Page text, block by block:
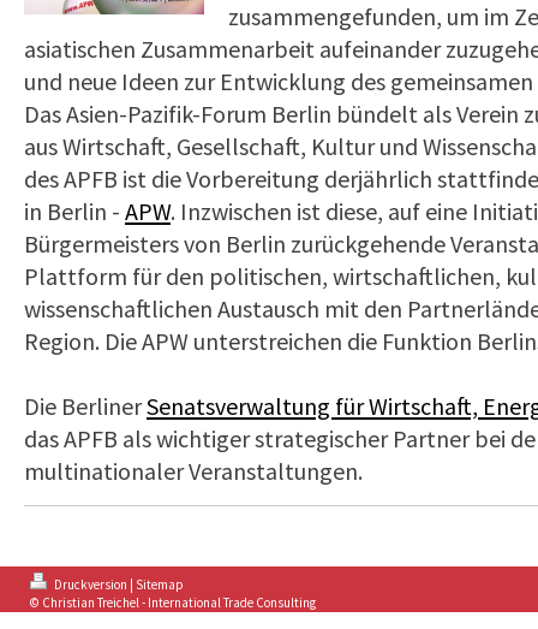
zusammengefunden, um im
asiatischen Zusammenarbeit aufeinander
und neue Ideen zur Entwicklung des
Das Asien-Pazifik-Forum Berlin bündelt als Verein
aus Wirtschaft, Gesellschaft, Kultur und
des APFB ist die Vorbereitung derjährlich
in Berlin - APW. Inzwischen ist diese, auf eine
Bürgermeisters von Berlin zurückgehende
Plattform für den politischen, wirtschaftlichen,
wissenschaftlichen Austausch mit den
Region. Die APW unterstreichen die Funktion
Die BerlinerSenatsverwaltung für Wirtschaft,
das APFB als wichtiger strategischer Partner bei
multinationaler Veranstaltungen.
Druckversion
Sitemap
© Christian Treichel - International Trade Consulting